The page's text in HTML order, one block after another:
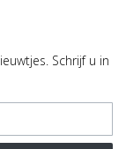
Schrijf u in